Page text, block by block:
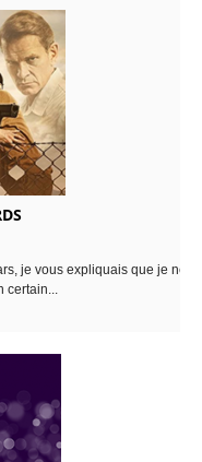
je vous expliquais que je ne